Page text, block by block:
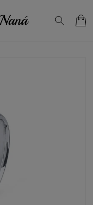
Carrinho